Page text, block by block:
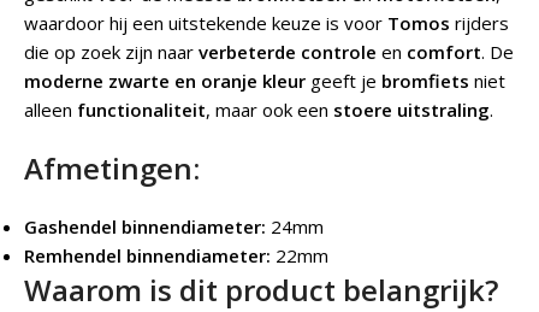
waardoor hij een uitstekende keuze is voor Tomos rijders
die op zoek zijn naar verbeterde controle en comfort. De
moderne zwarte en oranje kleur geeft je bromfiets niet
alleen functionaliteit, maar ook een stoere uitstraling.
Afmetingen:
Gashendel binnendiameter: 24mm
Remhendel binnendiameter: 22mm
Waarom is dit product belangrijk?